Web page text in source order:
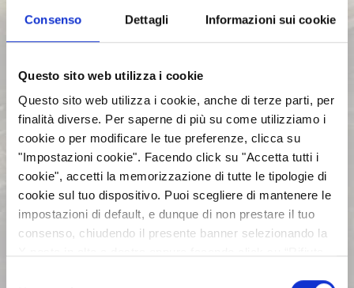
Consenso Dettagli Informazioni sui cookie
Questo sito web utilizza i cookie
Questo sito web utilizza i cookie, anche di terze parti, per
finalità diverse. Per saperne di più su come utilizziamo i
cookie o per modificare le tue preferenze, clicca su
"Impostazioni cookie". Facendo click su "Accetta tutti i
cookie", accetti la memorizzazione di tutte le tipologie di
cookie sul tuo dispositivo. Puoi scegliere di mantenere le
impostazioni di default, e dunque di non prestare il tuo
consenso, chiudendo il presente banner selezionando la
BILANCI E RELAZIONI
INTERMEDIE
COMUNICATI STAMPA
ARCHIVIO 2017
ARCHIVIO 2016